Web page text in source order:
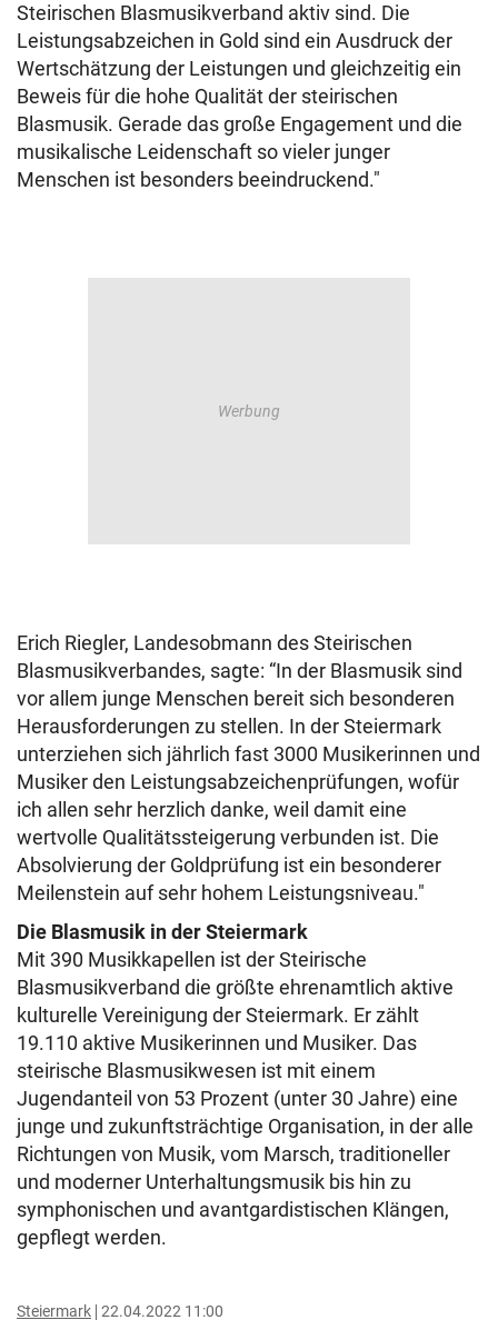
Steirischen Blasmusikverband aktiv sind. Die
Leistungsabzeichen in Gold sind ein Ausdruck der
Wertschätzung der Leistungen und gleichzeitig ein
Beweis für die hohe Qualität der steirischen
Blasmusik. Gerade das große Engagement und die
musikalische Leidenschaft so vieler junger
Menschen ist besonders beeindruckend.″
Erich Riegler, Landesobmann des Steirischen
Blasmusikverbandes, sagte: “In der Blasmusik sind
vor allem junge Menschen bereit sich besonderen
Herausforderungen zu stellen. In der Steiermark
unterziehen sich jährlich fast 3000 Musikerinnen und
Musiker den Leistungsabzeichenprüfungen, wofür
ich allen sehr herzlich danke, weil damit eine
wertvolle Qualitätssteigerung verbunden ist. Die
Absolvierung der Goldprüfung ist ein besonderer
Meilenstein auf sehr hohem Leistungsniveau.″
Die Blasmusik in der Steiermark
Mit 390 Musikkapellen ist der Steirische
Blasmusikverband die größte ehrenamtlich aktive
kulturelle Vereinigung der Steiermark. Er zählt
19.110 aktive Musikerinnen und Musiker. Das
steirische Blasmusikwesen ist mit einem
Jugendanteil von 53 Prozent (unter 30 Jahre) eine
junge und zukunftsträchtige Organisation, in der alle
Richtungen von Musik, vom Marsch, traditioneller
und moderner Unterhaltungsmusik bis hin zu
symphonischen und avantgardistischen Klängen,
gepflegt werden.
Steiermark 22.04.2022 11:00